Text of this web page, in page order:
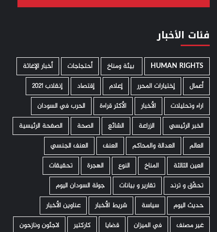
فئات الأخبار
HUMAN RIGHTS ­ بيئة ومناخ أحتجاجات
أخبار الإغاثة
أعمال
إختيارات المحرر إعلام إقتصاد
إنقلاب 2021
اراء وتحليلات
الأخبار الأكثر قراءة
الحرب في السودان
الخبر الرئيسي
الزراعة الشائع الصحة
الصفحة الرئيسية
العالم
العدالة والمحاكم العنف
العنف الجنسي
العين الثالثة
المناخ النوع الهجرة
تحقيقات
تحقّق و ترند
تقارير و بيانات
جولة السودان اليوم
حديث اليوم
سياسة شريط الأخبار
عناوين الأخبار
غير مصنف
في الميزان قضايا كاركتير
لاجئون ونازحون